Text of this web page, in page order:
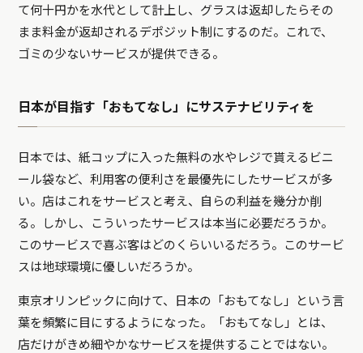
て何十円かを水代として計上し、グラスは返却したらその
まま料金が返却されるデポジット制にするのだ。これで、
ゴミの少ないサービスが提供できる。
日本が目指す「おもてなし」にサステナビリティを
日本では、紙コップに入った無料の水やレジで貰えるビニ
ール袋など、利用客の便利さを最優先にしたサービスが多
い。店はこれをサービスと考え、自らの利益を幾分か削
る。しかし、こういったサービスは本当に必要だろうか。
このサービスで喜ぶ客はどのくらいいるだろう。このサービ
スは地球環境に優しいだろうか。
東京オリンピックに向けて、日本の「おもてなし」という言
葉を頻繁に目にするようになった。「おもてなし」とは、
店だけがきめ細やかなサービスを提供することではない。